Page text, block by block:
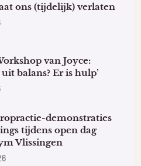
ons (tijdelijk) verlaten
van Joyce:
balans? Er is hulp’
demonstraties
tijdens open dag
Vlissingen